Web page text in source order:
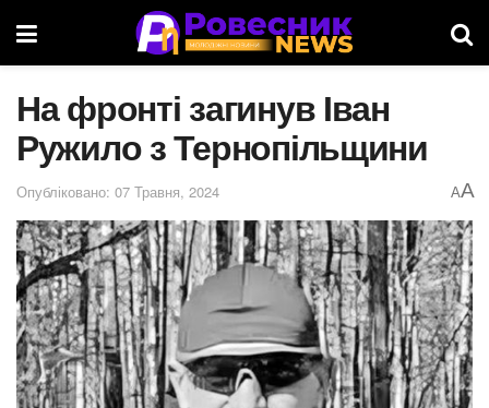
На фронті загинув Іван
Ружило з Тернопільщини
Опубліковано: 07 Травня, 2024 AA